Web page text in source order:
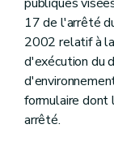
17 de l'arrêté
2002 relatif à
d'exécution du
formulaire dont
arrêté.